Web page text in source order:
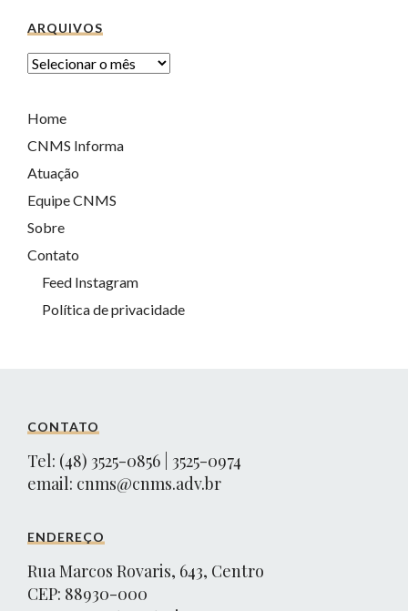
ARQUIVOS
Home
CNMS Informa
Atuação
Equipe CNMS
Sobre
Contato
Feed Instagram
Política de privacidade
CONTATO
Tel: (48) 3525-0856 | 3525-0974
email: cnms@cnms.adv.br
ENDEREÇO
Rua Marcos Rovaris, 643, Centro
CEP: 88930-000